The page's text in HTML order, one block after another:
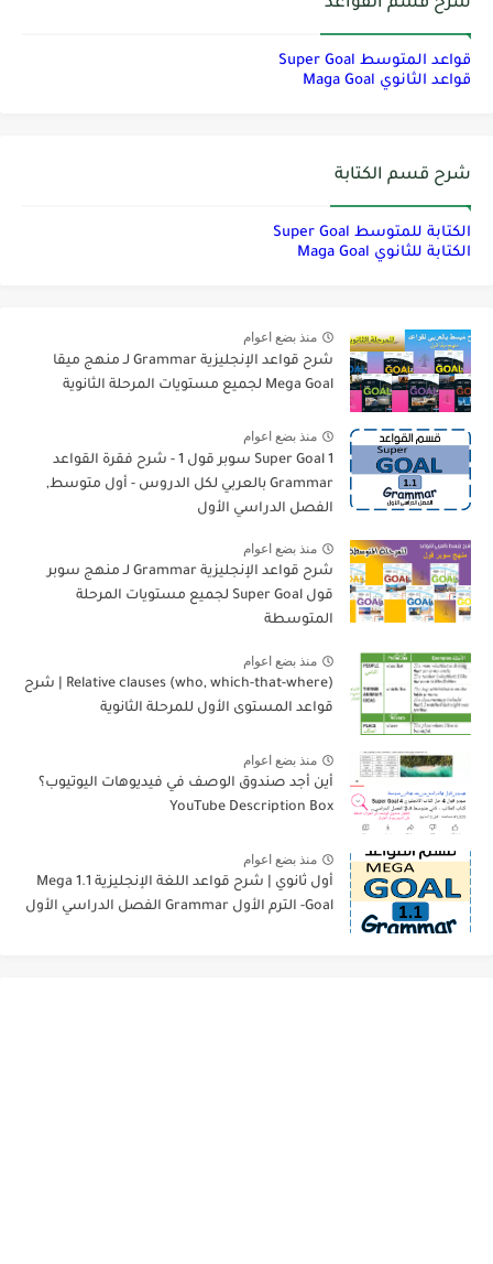
قواعد المتوسط Super Goal
قواعد الثانوي Maga Goal
شرح قسم الكتابة
الكتابة للمتوسط Super Goal
الكتابة للثانوي Maga Goal
منذ بضع اعوام
شرح قواعد الإنجليزية Grammar لـ منهج ميقا
Mega Goal لجميع مستويات المرحلة الثانوية
منذ بضع اعوام
Super Goal 1 سوبر قول 1 - شرح فقرة القواعد
Grammar بالعربي لكل الدروس - أول متوسط,
الفصل الدراسي الأول
منذ بضع اعوام
شرح قواعد الإنجليزية Grammar لـ منهج سوبر
قول Super Goal لجميع مستويات المرحلة
المتوسطة
منذ بضع اعوام
Relative clauses (who, which-that-where) | شرح
قواعد المستوى الأول للمرحلة الثانوية
منذ بضع اعوام
أين أجد صندوق الوصف في فيديوهات اليوتيوب؟
YouTube Description Box
منذ بضع اعوام
أول ثانوي | شرح قواعد اللغة الإنجليزية 1.1 Mega
Goal- الترم الأول Grammar الفصل الدراسي الأول